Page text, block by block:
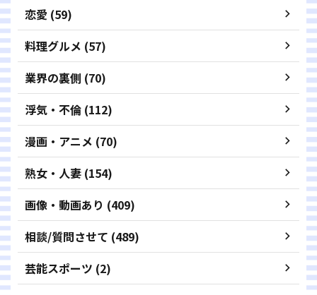
恋愛 (59)
料理グルメ (57)
業界の裏側 (70)
浮気・不倫 (112)
漫画・アニメ (70)
熟女・人妻 (154)
画像・動画あり (409)
相談/質問させて (489)
芸能スポーツ (2)